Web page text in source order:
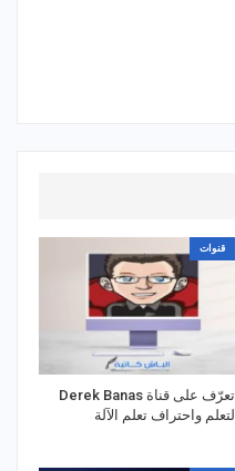
قنوات
تعرّف على قناة Derek Banas
لتعلم واحتراف تعلم الآلة